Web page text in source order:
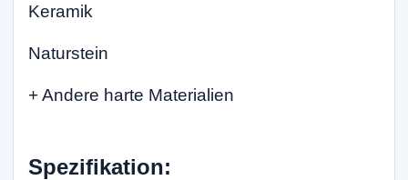
Keramik
Naturstein
+ Andere harte Materialien
Spezifikation: